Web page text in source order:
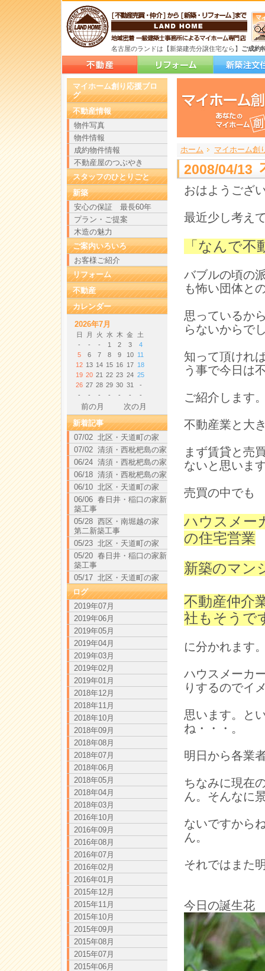
名古屋のランドは【新築建売分譲住宅なら】 ご成約
ホーム
> マイホーム創
>
>
2008/04/13
おはようござ
最近少し考え
「なんで
バブルの頃の
も怖い団体と
思っているか
らないからで
知って頂けれ
う事で今日は
ご紹介します
不動産業と大
まず賃貸と売
ないと思いま
売買の中でも
ハウスメー
の住宅営業
新築のマン
不動産仲介
社もそうで
に分かれます
ハウスメーカ
りするのでイ
思います。と
ね・・・。
明日から各業
ちなみに現在
ん。そんなに
ないですから
ん。
それではまた
今日の誕生花
マイホーム創り応援ブロ
グ
不動産情報
物件写真
物件情報
成約物件情報
不動産屋のつぶやき
スタッフのひとりごと
新築
安心の保証 最長60年
プラン・ご提案
木造の魅力
ご案内いろいろ
お客様ご紹介
リフォーム
不動産
カレンダー
2026年7月
日 月 火 水 木 金
土
-
- - 1 2 3
4
5
6 7 8 9 10
11
12 13 14 15 16 17
18
19 20 21 22 23 24 25
26 27 28 29 30 31
-
-
- - - - - -
前の月
次の月
新着記事
07/02 北区・天道町の家
07/02 清須・西枇杷島の家
06/24 清須・西枇杷島の家
06/18 清須・西枇杷島の家
06/10 北区・天道町の家
06/06 春日井・稲口の家新
築工事
05/28 西区・南堀越の家
第二新築工事
05/23 北区・天道町の家
05/20 春日井・稲口の家新
築工事
05/17 北区・天道町の家
ログ
2019年07月
2019年06月
2019年05月
2019年04月
2019年03月
2019年02月
2019年01月
2018年12月
2018年11月
2018年10月
2018年09月
2018年08月
2018年07月
2018年06月
2018年05月
2018年04月
2018年03月
2016年10月
2016年09月
2016年08月
2016年07月
2016年02月
2016年01月
2015年12月
2015年11月
2015年10月
2015年09月
2015年08月
2015年07月
2015年06月